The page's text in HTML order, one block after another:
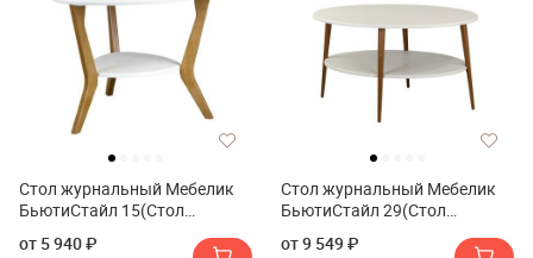
Стол журнальный Мебелик
БьютиСтайл 15(Стол
BeautyStyle 15)
от 5 940 ₽
Стол журнальный Мебелик
БьютиСтайл 29(Стол
BeautyStyle 29)
от 9 549 ₽